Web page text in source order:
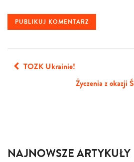
TOZK Ukrainie!
Życzenia z okazji
NAJNOWSZE ARTYKUŁY